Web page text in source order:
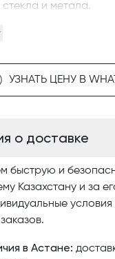
и метала.
использует
таких
престижного
изготовлена из
прекрасно
УЗНАТЬ ЦЕНУ В
о доставке
быструю и
Казахстану и за
условия
в Астане: